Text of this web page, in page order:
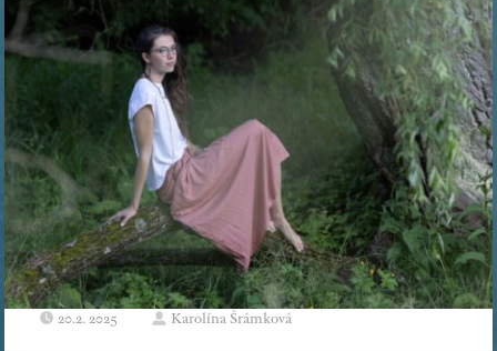
20.2. 2025 Karolína Šrámková